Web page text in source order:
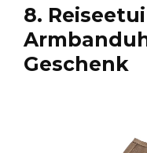
8.
Geschenk